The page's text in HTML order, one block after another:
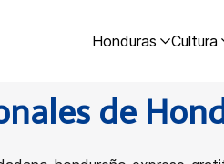
Honduras Cultura
de